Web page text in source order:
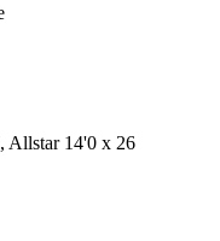
Allstar 14'0 x 26